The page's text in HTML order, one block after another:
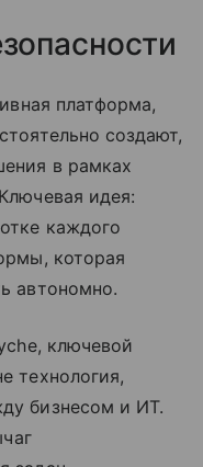
платформа,
создают,
в рамках
идея:
каждого
которая
автономно.
ключевой
технология,
бизнесом и ИТ.